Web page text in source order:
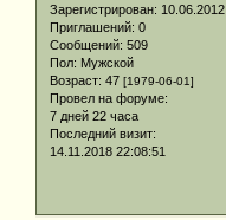
Зарегистрирован: 10.06.2012
Приглашений: 0
Сообщений: 509
Пол: Мужской
Возраст: 47 [1979-06-01]
Провел на форуме:
7 дней 22 часа
Последний визит:
14.11.2018 22:08:51